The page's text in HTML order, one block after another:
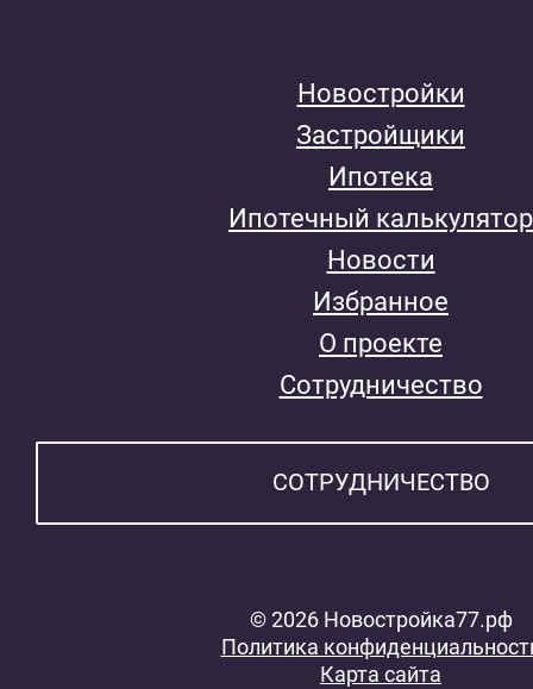
Новостройки
Застройщики
Ипотека
Ипотечный калькулятор
Новости
Избранное
О проекте
Сотрудничество
СОТРУДНИЧЕСТВО
© 2026 Новостройка77.рф
Политика
Карта сайта